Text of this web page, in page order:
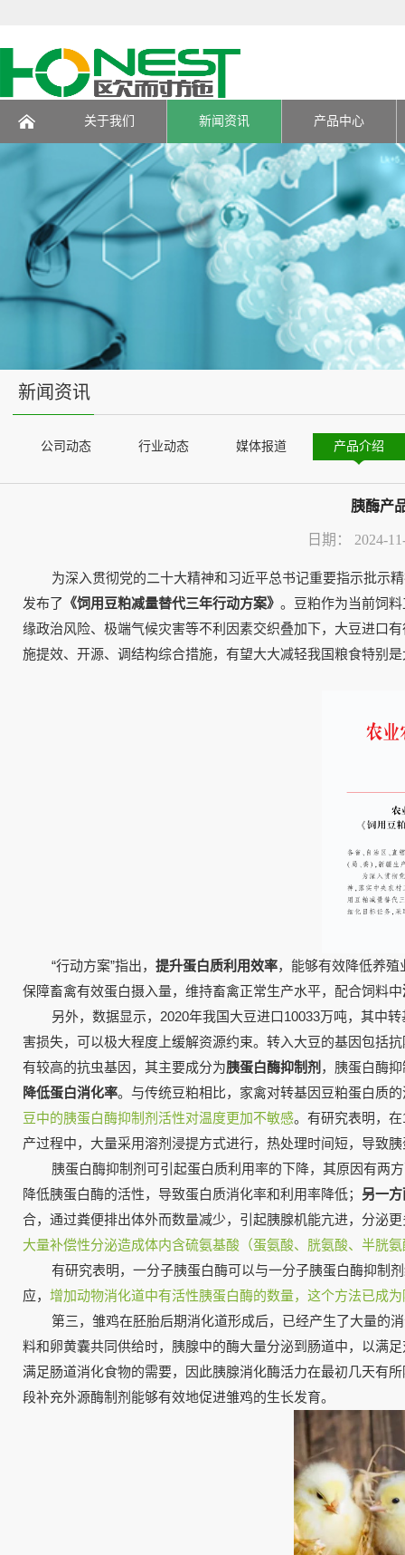
关于我们 新闻资讯 产品中心
新闻资讯
公司动态 行业动态 媒体报道 产品介绍
胰酶产
日期： 2024-
为深入贯彻党的二十大精神和习近平总书记重要指示批示
发布了 《饲用豆粕减量替代三年行动方案》 。豆粕作为当前饲
缘政治风险、极端气候灾害等不利因素交织叠加下，大豆进口
施提效、开源、调结构综合措施，有望大大减轻我国粮食特别
“行动方案”指出， 提升蛋白质利用效率，能够有效降低养
保障畜禽有效蛋白摄入量，维持畜禽正常生产水平，配合饲料中
另外，数据显示，2020年我国大豆进口10033万吨，其中
害损失，可以极大程度上缓解资源约束。转入大豆的基因包括
有较高的抗虫基因，其主要成分为胰蛋白酶抑制剂 ， 胰蛋白酶
降低蛋白消化率。与传统豆粕相比，家禽对转基因豆粕蛋白质
豆中的胰蛋白酶抑制剂活性对温度更加不敏感。有研究表明，
产过程中，大量采用溶剂浸提方式进行，热处理时间短，导致
胰蛋白酶抑制剂可引起蛋白质利用率的下降，其原因有两
降低胰蛋白酶的活性，导致蛋白质消化率和利用率降低； 另一
合，通过粪便排出体外而数量减少，引起胰腺机能亢进，分泌
大量补偿性分泌造成体内含硫氨基酸（蛋氨酸、胱氨酸、半胱
有研究表明，一分子胰蛋白酶可以与一分子胰蛋白酶抑制
应， 增加动物消化道中有活性胰蛋白酶的数量，这个方法已成
第三，雏鸡在胚胎后期消化道形成后，已经产生了大量的
料和卵黄囊共同供给时，胰腺中的酶大量分泌到肠道中，以满
满足肠道消化食物的需要，因此胰腺消化酶活力在最初几天有
段补充外源酶制剂能够有效地促进雏鸡的生长发育。